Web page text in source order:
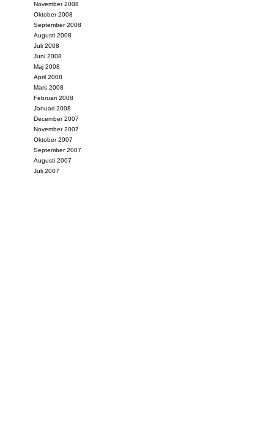
November 2008
Oktober 2008
September 2008
Augusti 2008
Juli 2008
Juni 2008
Maj 2008
April 2008
Mars 2008
Februari 2008
Januari 2008
December 2007
November 2007
Oktober 2007
September 2007
Augusti 2007
Juli 2007